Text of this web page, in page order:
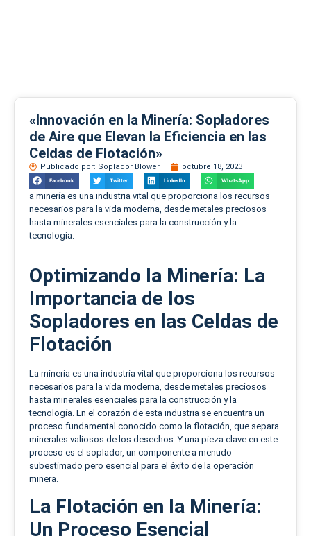
«Innovación en la Minería: Sopladores
de Aire que Elevan la Eficiencia en las
Celdas de Flotación»
Publicado por: Soplador Blower octubre 18, 2023
Facebook Twitter LinkedIn WhatsApp
a minería es una industria vital que proporciona los recursos
necesarios para la vida moderna, desde metales preciosos
hasta minerales esenciales para la construcción y la
tecnología.
Optimizando la Minería: La
Importancia de los
Sopladores en las Celdas de
Flotación
La minería es una industria vital que proporciona los recursos
necesarios para la vida moderna, desde metales preciosos
hasta minerales esenciales para la construcción y la
tecnología. En el corazón de esta industria se encuentra un
proceso fundamental conocido como la flotación, que separa
minerales valiosos de los desechos. Y una pieza clave en este
proceso es el soplador, un componente a menudo
subestimado pero esencial para el éxito de la operación
minera.
La Flotación en la Minería:
Un Proceso Esencial